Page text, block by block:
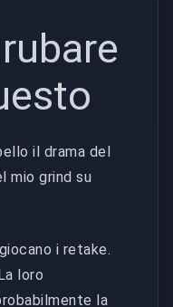
il drama del
mio grind su
i retake.
loro
la